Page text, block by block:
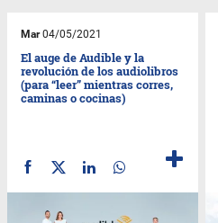
Mar04/05/2021
El auge de Audible y la
revolución de los audiolibros
(para “leer” mientras corres,
caminas o cocinas)